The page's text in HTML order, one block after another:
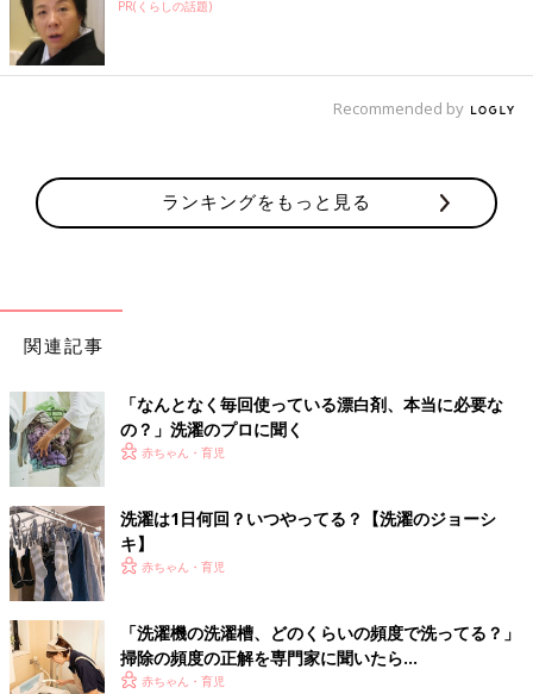
PR(くらしの話題)
Recommended by
ランキングをもっと見る
関連記事
「なんとなく毎回使っている漂白剤、本当に必要な
の？」洗濯のプロに聞く
赤ちゃん・育児
洗濯は1日何回？いつやってる？【洗濯のジョーシ
キ】
赤ちゃん・育児
「洗濯機の洗濯槽、どのくらいの頻度で洗ってる？」
掃除の頻度の正解を専門家に聞いたら…
赤ちゃん・育児